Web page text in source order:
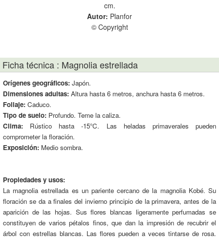
cm.
Autor: Planfor
© Copyright
Ficha técnica : Magnolia estrellada
Orígenes geográficos: Japón.
Dimensiones adultas: Altura hasta 6 metros, anchura hasta 6 metros.
Follaje: Caduco.
Tipo de suelo: Profundo. Teme la caliza.
Clima: Rústico hasta -15°C. Las heladas primaverales pueden
comprometer la floración.
Exposición: Medio sombra.
Propiedades y usos:
La magnolia estrellada es un pariente cercano de la magnolia Kobé. Su
floración se da a finales del invierno principio de la primavera, antes de la
aparición de las hojas. Sus flores blancas ligeramente perfumadas se
constituyen de varios pétalos finos, que dan la impresión de recubrir el
árbol con estrellas blancas. Las flores pueden a veces tintarse de rosa.